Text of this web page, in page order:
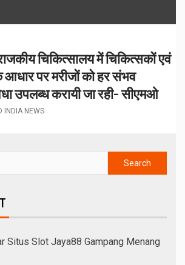
चिकित्सालय में चिकित्सकों एवं
पर मरीजों को हर संभव
उपलब्ध करायी जा रही- सीएमओ
INDIA NEWS
Situs Slot Jaya88 Gampang Menang